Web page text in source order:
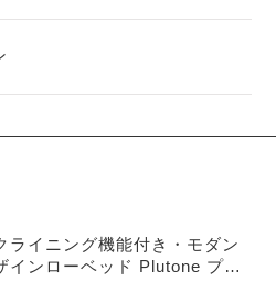
ライニング機能付き・モダン
インローベッド Plutone プル